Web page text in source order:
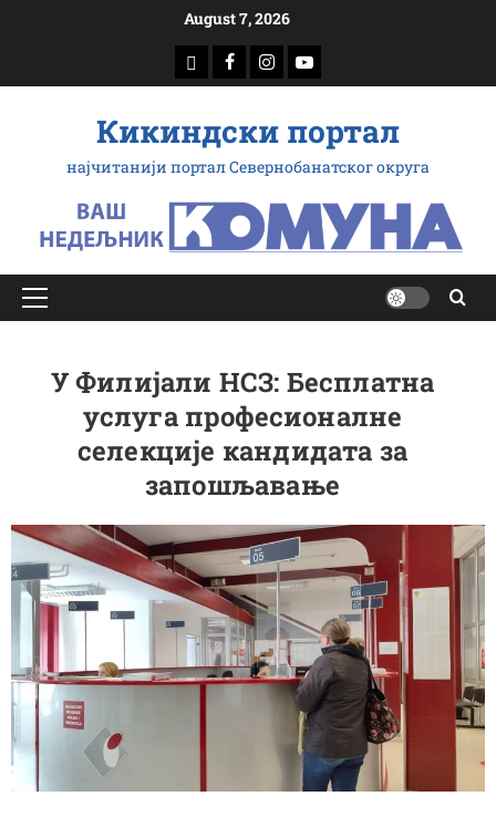
August 7, 2026
доwнлоад
Фацебоок
Инстаграм
Yоутубе
Кикиндски портал
најчитанији портал Севернобанатског округа
Примарy
У Филијали НСЗ: Бесплатна
услуга професионалне
селекције кандидата за
запошљавање